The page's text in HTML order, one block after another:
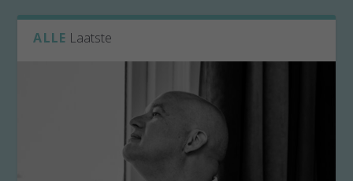
ALLE Laatste